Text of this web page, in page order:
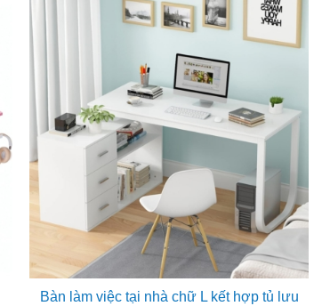
Bàn làm việc tại nhà chữ L kết hợp tủ lưu